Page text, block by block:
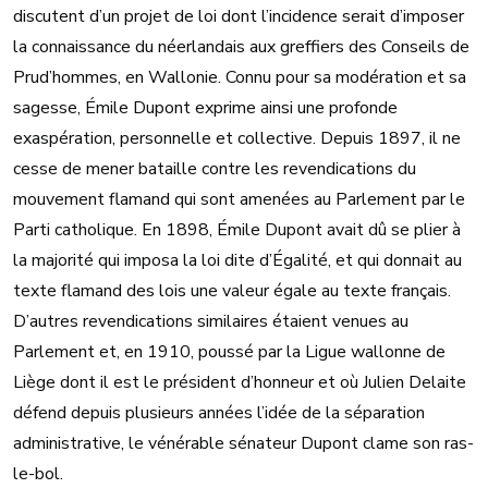
discutent d’un projet de loi dont l’incidence serait d’imposer
la connaissance du néerlandais aux greffiers des Conseils de
Prud’hommes, en Wallonie. Connu pour sa modération et sa
sagesse, Émile Dupont exprime ainsi une profonde
exaspération, personnelle et collective. Depuis 1897, il ne
cesse de mener bataille contre les revendications du
mouvement flamand qui sont amenées au Parlement par le
Parti catholique. En 1898, Émile Dupont avait dû se plier à
la majorité qui imposa la loi dite d’Égalité, et qui donnait au
texte flamand des lois une valeur égale au texte français.
D’autres revendications similaires étaient venues au
Parlement et, en 1910, poussé par la Ligue wallonne de
Liège dont il est le président d’honneur et où Julien Delaite
défend depuis plusieurs années l’idée de la séparation
administrative, le vénérable sénateur Dupont clame son ras-
le-bol.